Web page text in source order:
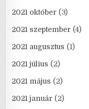
2021 október (3)
2021 szeptember (4)
2021 augusztus (1)
2021 július (2)
2021 május (2)
2021 január (2)